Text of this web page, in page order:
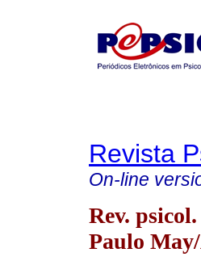
Revista
On-line
Rev.
Paulo